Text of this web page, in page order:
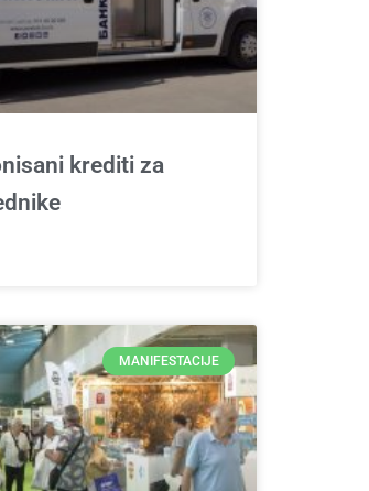
krediti za
MANIFESTACIJE